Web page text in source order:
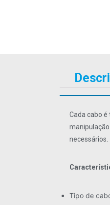
Cada cabo
necessários.
Tipo de